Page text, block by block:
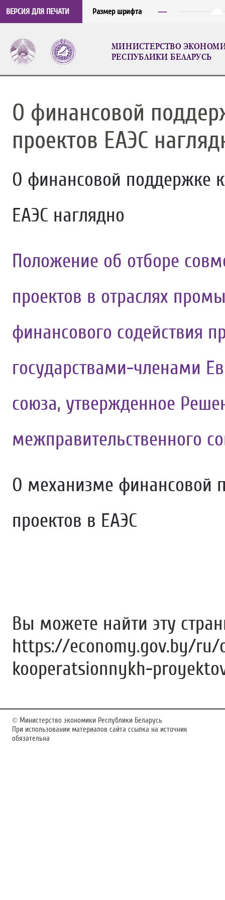
ВЕРСИЯ ДЛЯ ПЕЧАТИ Размер шрифта ─
МИНИСТЕРСТВО
РЕСПУБЛИКИ БЕЛАРУСЬ
О финансовой
проектов ЕАЭС
О финансовой поддержке
ЕАЭС наглядно
Положение об отборе
проектов в отраслях
финансового содействия
государствами-членами
союза, утвержденное
межправительственного
О механизме финансовой
проектов в ЕАЭС
Вы можете найти эту
https://economy.gov.by/
kooperatsionnykh-
© Министерство экономики Республики Беларусь
При использовании материалов сайта ссылка на источник
обязательна